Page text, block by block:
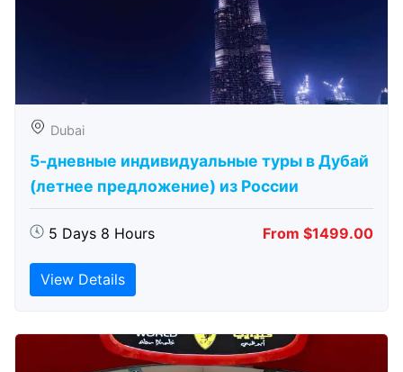
Dubai
5-дневные индивидуальные туры в Дубай
(летнее предложение) из России
5 Days 8 Hours From $1499.00
View Details